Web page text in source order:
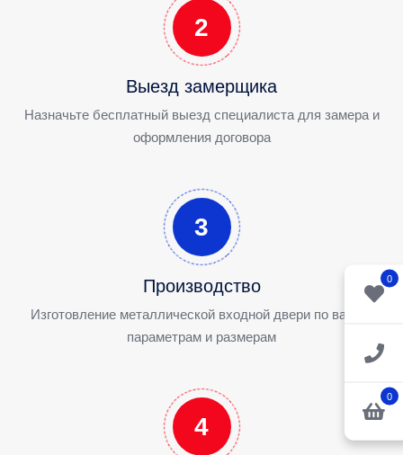
0
0
2
Выезд замерщика
Назначьте бесплатный выезд специалиста для замера и
оформления договора
3
Производство
Изготовление металлической входной двери по вашим
параметрам и размерам
4